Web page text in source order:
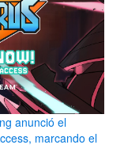
anunció el
marcando el